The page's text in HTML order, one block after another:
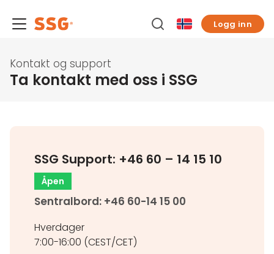
Logg inn
Kontakt og support
Ta kontakt med oss i SSG
SSG Support: +46 60 – 14 15 10
Åpen
Sentralbord: +46 60-14 15 00
Hverdager
7:00-16:00 (CEST/CET)